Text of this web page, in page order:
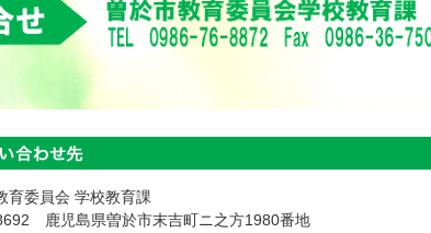
育委員会 学校教育課
鹿児島県曽於市末吉町ニ之方1980番地